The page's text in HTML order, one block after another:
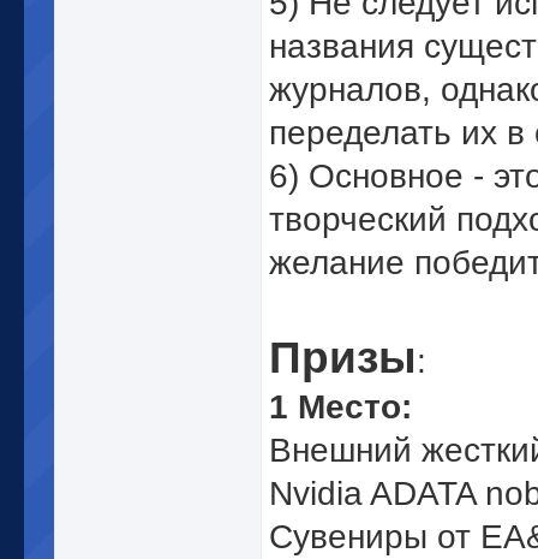
названия
журналов,
переделать их в
6) Основное -
творческий
желание
Призы:
1 Место:
Внешний
Nvidia ADATA
Сувениры от